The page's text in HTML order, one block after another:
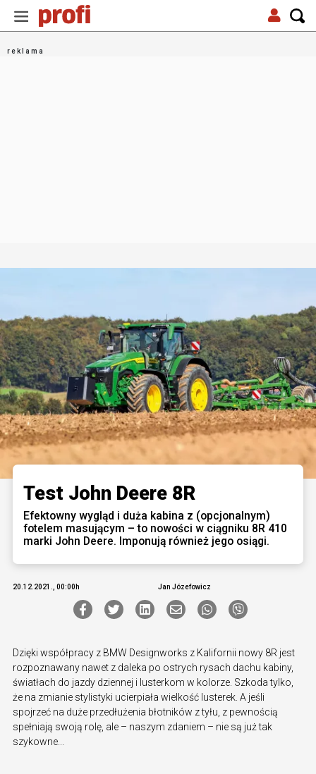
Test John Deere 8R
Efektowny wygląd i duża kabina z (opcjonalnym)
fotelem masującym – to nowości w ciągniku 8R 410
marki John Deere. Imponują również jego osiągi.
20.12.2021., 00:00h Jan Józefowicz
Dzięki współpracy z BMW Designworks z Kalifornii nowy 8R jest
rozpoznawany nawet z daleka po ostrych rysach dachu kabiny,
światłach do jazdy dziennej i lusterkom w kolorze. Szkoda tylko,
że na zmianie stylistyki ucierpiała wielkość lusterek. A jeśli
spojrzeć na duże przedłużenia błotników z tyłu, z pewnością
spełniają swoją rolę, ale – naszym zdaniem – nie są już tak
szykowne...